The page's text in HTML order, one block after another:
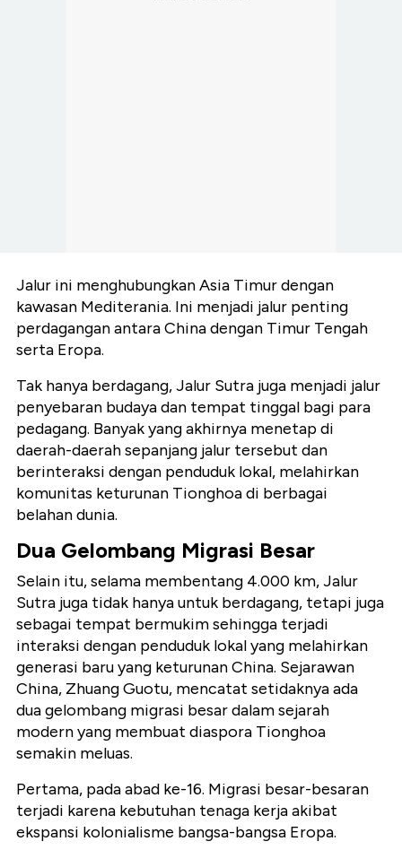
Jalur ini menghubungkan Asia Timur dengan
kawasan Mediterania. Ini menjadi jalur penting
perdagangan antara China dengan Timur Tengah
serta Eropa.
Tak hanya berdagang, Jalur Sutra juga menjadi jalur
penyebaran budaya dan tempat tinggal bagi para
pedagang. Banyak yang akhirnya menetap di
daerah-daerah sepanjang jalur tersebut dan
berinteraksi dengan penduduk lokal, melahirkan
komunitas keturunan Tionghoa di berbagai
belahan dunia.
Dua Gelombang Migrasi Besar
Selain itu, selama membentang 4.000 km, Jalur
Sutra juga tidak hanya untuk berdagang, tetapi juga
sebagai tempat bermukim sehingga terjadi
interaksi dengan penduduk lokal yang melahirkan
generasi baru yang keturunan China. Sejarawan
China, Zhuang Guotu, mencatat setidaknya ada
dua gelombang migrasi besar dalam sejarah
modern yang membuat diaspora Tionghoa
semakin meluas.
Pertama, pada abad ke-16. Migrasi besar-besaran
terjadi karena kebutuhan tenaga kerja akibat
ekspansi kolonialisme bangsa-bangsa Eropa.